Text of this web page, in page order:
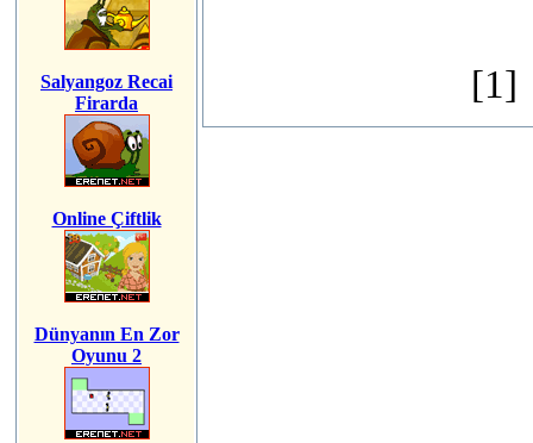
Salyangoz Recai
Firarda
Online Çiftlik
Dünyanın En Zor
Oyunu 2
[1]